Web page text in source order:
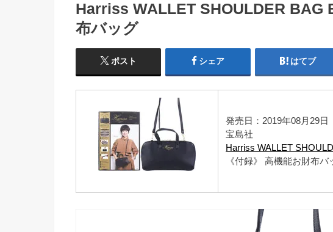
Harriss WALLET SHOULDER BAG
布バッグ
ポスト シェア はてブ
発売日：2019年08月29日
宝島社
Harriss WALLET
《付録》 高機能お財布バ